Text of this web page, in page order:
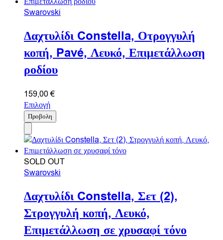
Swarovski
Δαχτυλίδι Constella, Οτρογγυλή
κοπή, Pavé, Λευκό, Επιμετάλλωση
ροδίου
159,00€
Επιλογή
Προβολη
SOLD OUT
Swarovski
Δαχτυλίδι Constella, Σετ (2),
Στρογγυλή κοπή, Λευκό,
Επιμετάλλωση σε χρυσαφί τόνο